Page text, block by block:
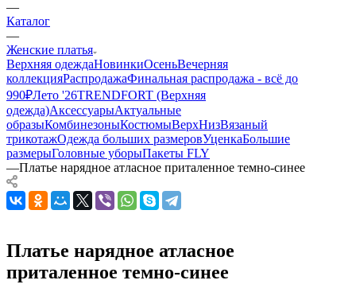
—
Каталог
—
Женские платья
Верхняя одеждаНовинкиОсеньВечерняя
коллекцияРаспродажаФинальная распродажа - всё до
990₽Лето '26TRENDFORT (Верхняя
одежда)АксессуарыАктуальные
образыКомбинезоныКостюмыВерхНизВязаный
трикотажОдежда больших размеровУценкаБольшие
размерыГоловные уборыПакеты FLY
—Платье нарядное атласное приталенное темно-синее
Платье нарядное атласное
приталенное темно-синее